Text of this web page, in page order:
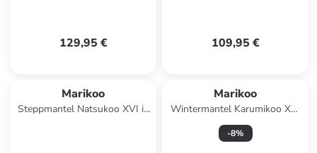
129,95 € 109,95 €
Marikoo
Steppmantel Natsukoo XVI in
Marikoo
Wintermantel Karumikoo XVI
in Wine
-8%